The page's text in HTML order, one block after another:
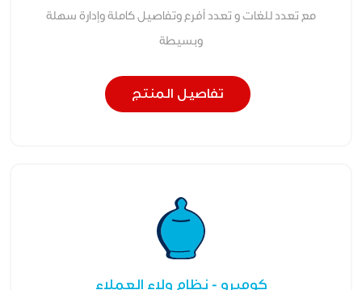
مع تعدد للغات و تعدد أفرع وتفاصيل كاملة وإدارة سهلة
وبسيطة
تفاصيل المنتج
كومبرو - نظام ولاء العملاء